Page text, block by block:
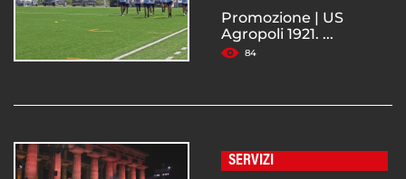
Promozione | US
Agropoli 1921. ...
84
SERVIZI